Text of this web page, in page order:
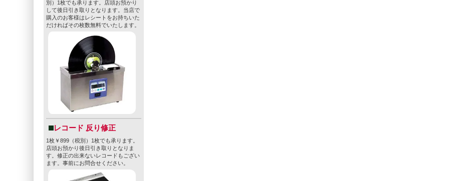
別）1枚でも承ります。店頭お預かり
して後日引き取りとなります。当店で
購入のお客様はレシートをお持ちいた
だければその枚数無料でいたします。
レコード 反り修正
1枚￥899（税別）1枚でも承ります。
店頭お預かり後日引き取りとなりま
す。修正の出来ないレコードもござい
ます。事前にお問合せください。